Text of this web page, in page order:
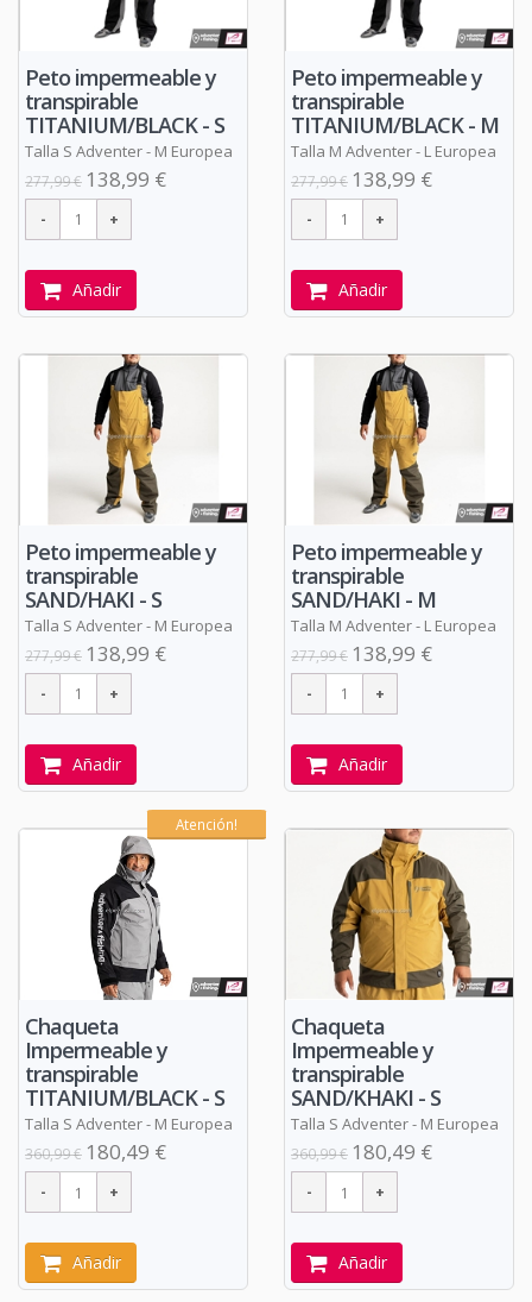
Peto impermeable y
transpirable
TITANIUM/BLACK - S
Talla S Adventer - M Europea
277,99 € 138,99 €
Añadir
Peto impermeable y
transpirable
TITANIUM/BLACK - M
Talla M Adventer - L Europea
277,99 € 138,99 €
Añadir
Peto impermeable y
transpirable
SAND/HAKI - S
Talla S Adventer - M Europea
277,99 € 138,99 €
Añadir
Peto impermeable y
transpirable
SAND/HAKI - M
Talla M Adventer - L Europea
277,99 € 138,99 €
Añadir
Atención!
Chaqueta
Impermeable y
transpirable
TITANIUM/BLACK - S
Talla S Adventer - M Europea
360,99 € 180,49 €
Añadir
Chaqueta
Impermeable y
transpirable
SAND/KHAKI - S
Talla S Adventer - M Europea
360,99 € 180,49 €
Añadir